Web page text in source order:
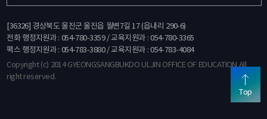
[36326] 경상북도 울진군 울진읍 월변7길 17 (읍내리 290-6)
전화 행정지원과 : 054-780-3359 / 교육지원과 : 054-780-3365
팩스 행정지원과 : 054-783-3880 / 교육지원과 : 054-783-4084
Copyright (c) 2014 GYEONGSANGBUKDO ULJIN OFFICE OF EDUCATION All
right reserved.
Top